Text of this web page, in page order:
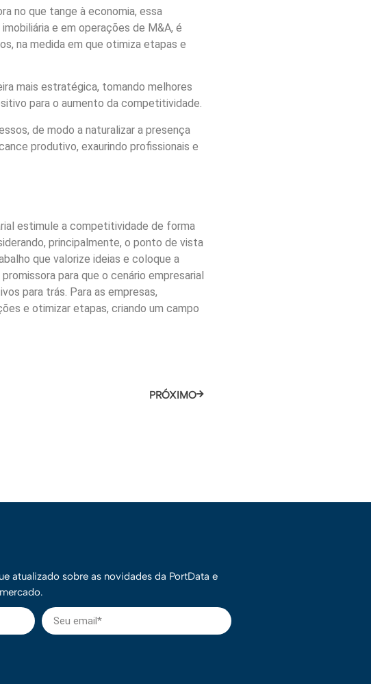
no que tange à economia, essa
e em operações de M&A, é
na medida em que otimiza etapas e
mais estratégica, tomando melhores
para o aumento da competitividade.
de modo a naturalizar a presença
produtivo, exaurindo profissionais e
estimule a competitividade de forma
principalmente, o ponto de vista
que valorize ideias e coloque a
para que o cenário empresarial
para trás. Para as empresas,
e otimizar etapas, criando um campo
PRÓXIMO
atualizado sobre as novidades da PortData e